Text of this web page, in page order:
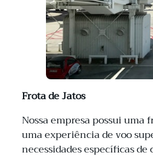
Frota de Jatos
Nossa empresa possui
uma experiência de voo
necessidades específicas